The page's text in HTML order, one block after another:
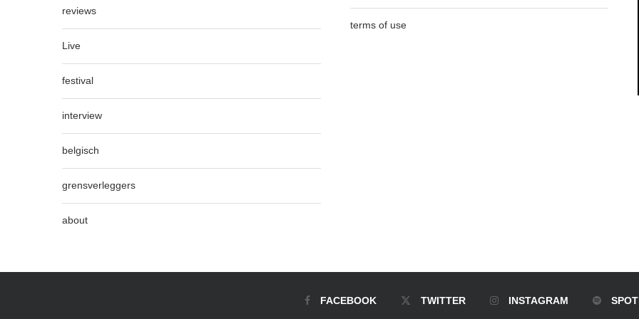
reviews
Live
festival
interview
belgisch
grensverleggers
about
terms of use
FACEBOOK TWITTER INSTAGRAM